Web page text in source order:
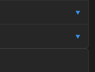
Čulinec
Trnava
▼
▼